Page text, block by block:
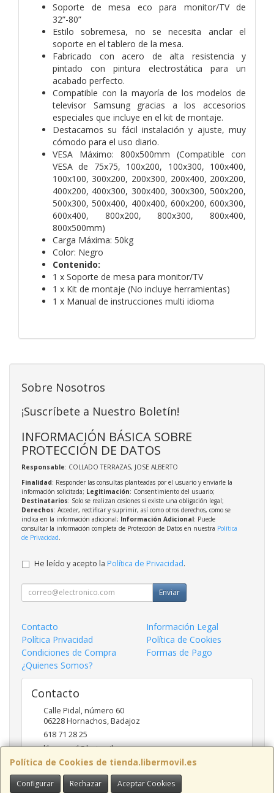
Soporte de mesa eco para monitor/TV de
32”-80”
Estilo sobremesa, no se necesita anclar el
soporte en el tablero de la mesa.
Fabricado con acero de alta resistencia y
pintado con pintura electrostática para un
acabado perfecto.
Compatible con la mayoría de los modelos de
televisor Samsung gracias a los accesorios
especiales que incluye en el kit de montaje.
Destacamos su fácil instalación y ajuste, muy
cómodo para el uso diario.
VESA Máximo: 800x500mm (Compatible con
VESA de 75x75, 100x200, 100x300, 100x400,
100x100, 300x200, 200x300, 200x400, 200x200,
400x200, 400x300, 300x400, 300x300, 500x200,
500x300, 500x400, 400x400, 600x200, 600x300,
600x400, 800x200, 800x300, 800x400,
800x500mm)
Carga Máxima: 50kg
Color: Negro
Contenido:
1 x Soporte de mesa para monitor/TV
1 x Kit de montaje (No incluye herramientas)
1 x Manual de instrucciones multi idioma
Política de Cookies de tienda.libermovil.es
Configurar Rechazar Aceptar Cookies
Sobre Nosotros
¡Suscríbete a Nuestro Boletín!
INFORMACIÓN BÁSICA SOBRE
PROTECCIÓN DE DATOS
Responsable: COLLADO TERRAZAS, JOSE ALBERTO
Finalidad: Responder las consultas planteadas por el usuario y enviarle la
información solicitada; Legitimación: Consentimiento del usuario;
Destinatarios: Solo se realizan cesiones si existe una obligación legal;
Derechos: Acceder, rectificar y suprimir, así como otros derechos, como se
indica en la información adicional; Información Adicional: Puede
consultar la información completa de Protección de Datos en nuestra Política
de Privacidad
He leído y acepto la Política de Privacidad.
Enviar
Contacto
Información Legal
Política Privacidad
Política de Cookies
Condiciones de Compra
Formas de Pago
¿Quienes Somos?
Contacto
Calle Pidal, número 60
06228Hornachos,Badajoz
618 71 28 25
libermovil@hotmail.com
Horario